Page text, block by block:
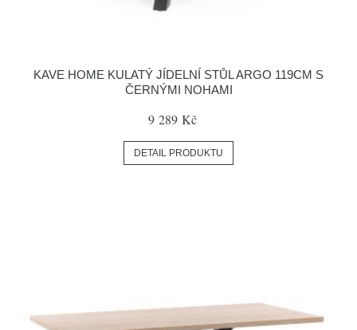
KAVE HOME KULATÝ JÍDELNÍ STŮL ARGO 119CM S
ČERNÝMI NOHAMI
9 289 Kč
DETAIL PRODUKTU